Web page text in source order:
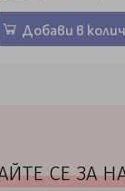
Добави в
СЕ ЗА